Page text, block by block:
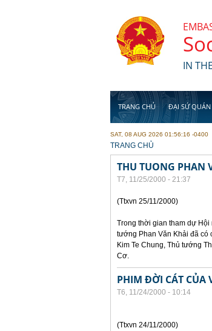
IN
TRANG CHỦ ĐẠI SỨ QUÁN
SAT, 08 AUG 2026 01:56:16 -0400
YOU ARE HERE
TRANG CHỦ
THU TUONG PHAN
T7, 11/25/2000 - 21:37
(Ttxvn 25/11/2000)
Trong thời gian tham dự Hội
tướng Phan Văn Khải đã có
Kim Te Chung, Thủ tướng
Cơ.
PHIM ĐỜI CÁT CỦA
T6, 11/24/2000 - 10:14
(Ttxvn 24/11/2000)